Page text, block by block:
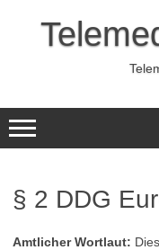
springen
§ 2 DDG
Amtlicher Wortlaut: